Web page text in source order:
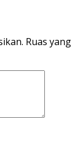
Ruas yang